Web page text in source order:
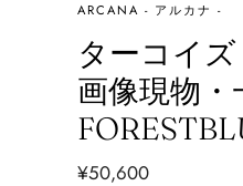
ARCANA - アルカナ -
ターコイ
画像現物・
通
¥50,600